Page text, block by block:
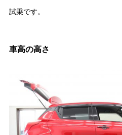
試乗です。
車高の高さ